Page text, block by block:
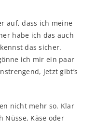
auf, dass ich meine
habe ich das auch
das sicher.
ich mir ein paar
jetzt gibt’s
nicht mehr so. Klar
Nüsse, Käse oder